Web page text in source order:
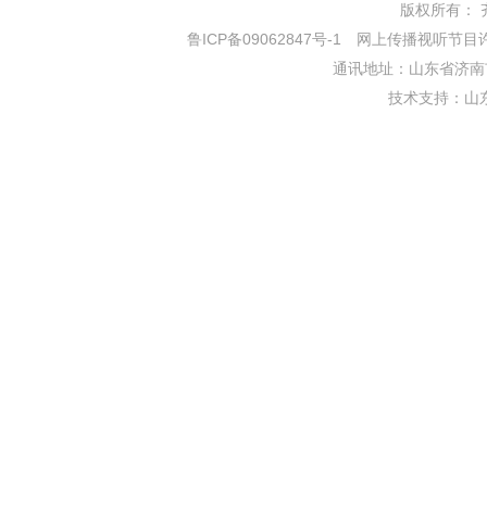
版权所有：
鲁ICP备09062847号-1
网上传播视听节目
通讯地址：山东省济
技术支持： 山